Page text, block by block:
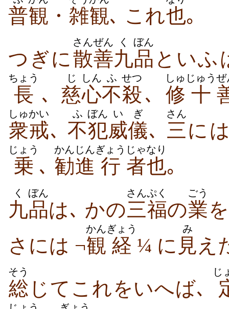
普観 ・ 雑観､ これ也｡
つぎに散善
さんぜん
九
く
品
ぼん
とい
長
ちょう
､ 慈
じ
心
しん
不
ふ
殺
せつ
､ 修
しゅ
十
じゅう ぜ
衆戒
しゅかい
､ 不
ふ
犯
ぼん
威儀
いぎ
､ 三
さん
に
乗
じょう
､ 勧進
かんじん
行
ぎょう
者
じゃ
也
なり
｡
九
く
品
ぼん
は､ かの三福
さんぷく
の業
ごう
を
さには ¬観
かん
経
ぎょう
¼ に 見
み
え
総
そう
じてこれをいへば､
じ